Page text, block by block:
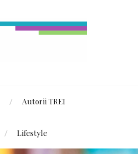
Autorii TREI
Lifestyle